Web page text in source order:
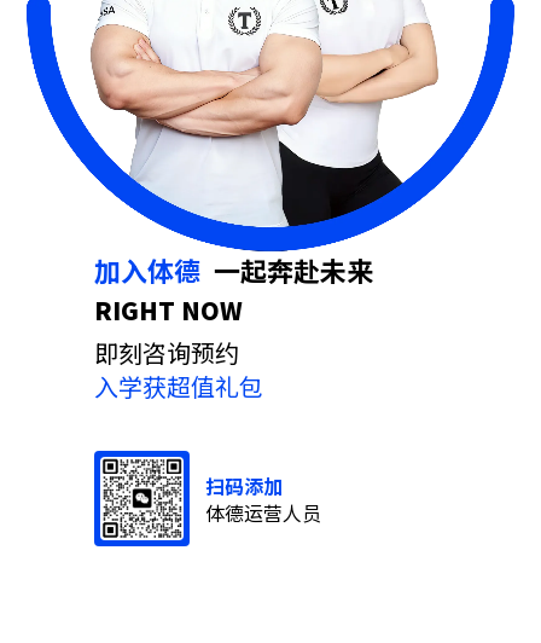
加入体德 ⼀起奔赴未来
RIGHT NOW
即刻咨询预约
入学获超值礼包
扫码添加
体德运营人员